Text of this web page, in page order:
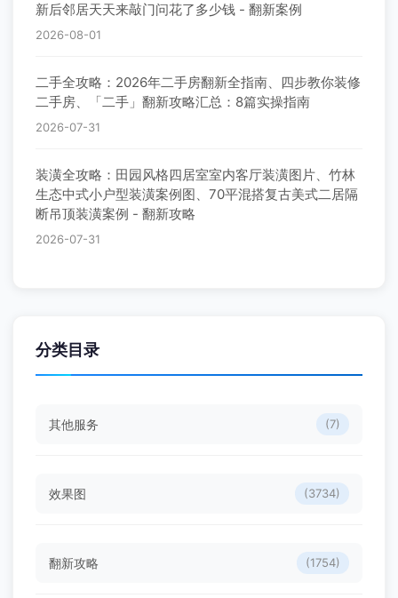
新后邻居天天来敲门问花了多少钱 - 翻新案例
2026-08-01
二手全攻略：2026年二手房翻新全指南、四步教你装修
二手房、「二手」翻新攻略汇总：8篇实操指南
2026-07-31
装潢全攻略：田园风格四居室室内客厅装潢图片、竹林
生态中式小户型装潢案例图、70平混搭复古美式二居隔
断吊顶装潢案例 - 翻新攻略
2026-07-31
分类目录
其他服务 (7)
效果图 (3734)
翻新攻略 (1754)